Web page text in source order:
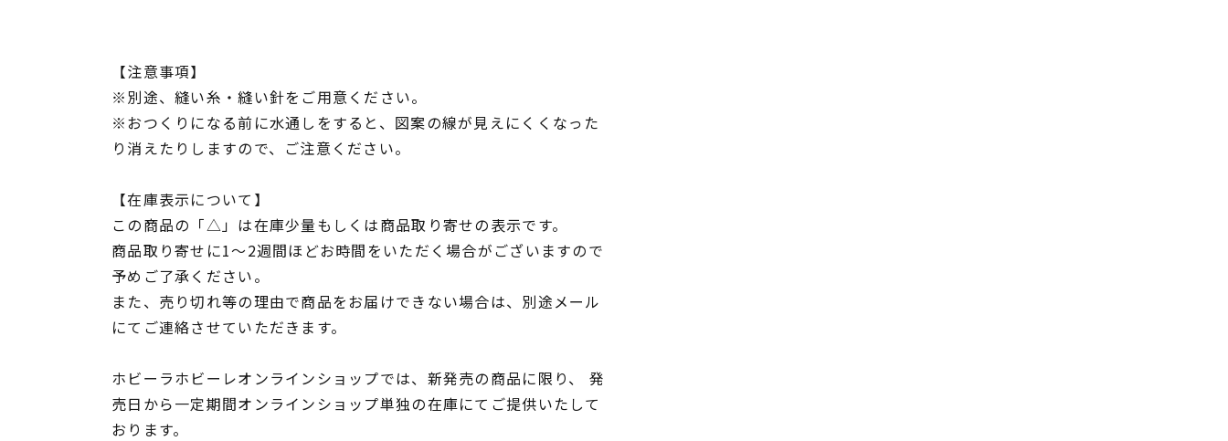
【注意事項】
※別途、縫い糸・縫い針をご用意ください。
※おつくりになる前に水通しをすると、図案の線が見えにくくなった
り消えたりしますので、ご注意ください。
【在庫表示について】
この商品の「△」は在庫少量もしくは商品取り寄せの表示です。
商品取り寄せに1～2週間ほどお時間をいただく場合がございますので
予めご了承ください。
また、売り切れ等の理由で商品をお届けできない場合は、別途メール
にてご連絡させていただきます。
ホビーラホビーレオンラインショップでは、新発売の商品に限り、 発
売日から一定期間オンラインショップ単独の在庫にてご提供いたして
おります。